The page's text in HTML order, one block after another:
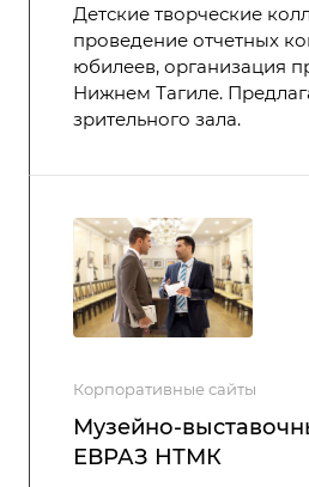
Детские творческие
проведение отчетных
юбилеев, организация
Нижнем Тагиле.
зрительного зала.
Корпоративные сайты
Музейно-
ЕВРАЗ НТМК